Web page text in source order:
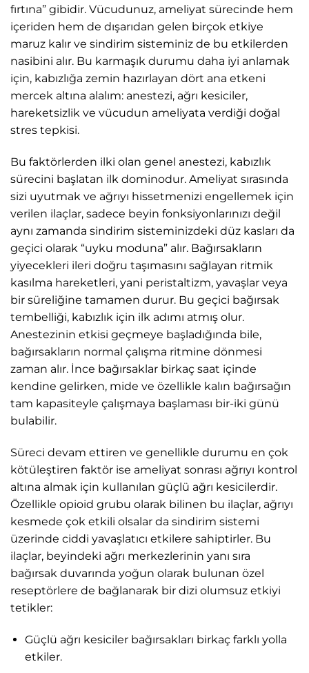
fırtına” gibidir. Vücudunuz, ameliyat sürecinde hem
içeriden hem de dışarıdan gelen birçok etkiye
maruz kalır ve sindirim sisteminiz de bu etkilerden
nasibini alır. Bu karmaşık durumu daha iyi anlamak
için, kabızlığa zemin hazırlayan dört ana etkeni
mercek altına alalım: anestezi, ağrı kesiciler,
hareketsizlik ve vücudun ameliyata verdiği doğal
stres tepkisi.
Bu faktörlerden ilki olan genel anestezi, kabızlık
sürecini başlatan ilk dominodur. Ameliyat sırasında
sizi uyutmak ve ağrıyı hissetmenizi engellemek için
verilen ilaçlar, sadece beyin fonksiyonlarınızı değil
aynı zamanda sindirim sisteminizdeki düz kasları da
geçici olarak “uyku moduna” alır. Bağırsakların
yiyecekleri ileri doğru taşımasını sağlayan ritmik
kasılma hareketleri, yani peristaltizm, yavaşlar veya
bir süreliğine tamamen durur. Bu geçici bağırsak
tembelliği, kabızlık için ilk adımı atmış olur.
Anestezinin etkisi geçmeye başladığında bile,
bağırsakların normal çalışma ritmine dönmesi
zaman alır. İnce bağırsaklar birkaç saat içinde
kendine gelirken, mide ve özellikle kalın bağırsağın
tam kapasiteyle çalışmaya başlaması bir-iki günü
bulabilir.
Süreci devam ettiren ve genellikle durumu en çok
kötüleştiren faktör ise ameliyat sonrası ağrıyı kontrol
altına almak için kullanılan güçlü ağrı kesicilerdir.
Özellikle opioid grubu olarak bilinen bu ilaçlar, ağrıyı
kesmede çok etkili olsalar da sindirim sistemi
üzerinde ciddi yavaşlatıcı etkilere sahiptirler. Bu
ilaçlar, beyindeki ağrı merkezlerinin yanı sıra
bağırsak duvarında yoğun olarak bulunan özel
reseptörlere de bağlanarak bir dizi olumsuz etkiyi
tetikler:
Güçlü ağrı kesiciler bağırsakları birkaç farklı yolla
etkiler.